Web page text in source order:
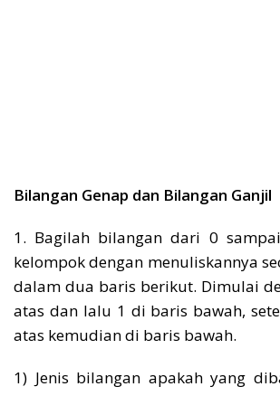
Bilangan Genap dan Bilangan Ganjil
1. Bagilah bilangan dari 0
kelompok dengan menuliskannya
dalam dua baris berikut. Dimulai
atas dan lalu 1 di baris bawah,
atas kemudian di baris bawah.
1) Jenis bilangan apakah yang